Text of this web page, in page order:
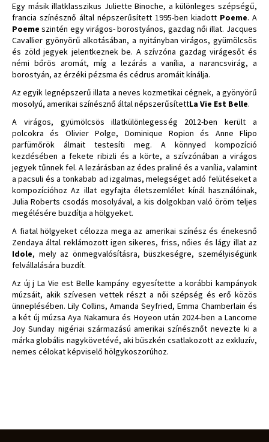
Egy másik illatklasszikus Juliette Binoche, a különleges szépségű,
francia színésznő által népszerűsített 1995-ben kiadott Poeme. A
Poemeszintén egy virágos- borostyános, gazdag női illat. Jacques
Cavallier gyönyörű alkotásában, a nyitányban virágos, gyümölcsös
és zöld jegyek jelentkeznek be. A szívzóna gazdag virágesőt és
némi bőrös aromát, míg a lezárás a vanília, a narancsvirág, a
borostyán, az érzéki pézsma és cédrus aromáit kínálja.
Az egyik legnépszerű illata a neves kozmetikai cégnek, a gyönyörű
mosolyú, amerikai színésznő által népszerűsítettLa Vie Est Belle.
A virágos, gyümölcsös illatkülönlegesség 2012-ben került a
polcokra és Olivier Polge, Dominique Ropion és Anne Flipo
parfümőrök álmait testesíti meg. A könnyed kompozíció
kezdésében a fekete ribizli és a körte, a szívzónában a virágos
jegyek tűnnek fel. A lezárásban az édes praliné és a vanília, valamint
a pacsuli és a tonkabab ad izgalmas, melegséget adó felütéseket a
kompozícióhoz Az illat egyfajta életszemlélet kínál használóinak,
Julia Roberts csodás mosolyával, a kis dolgokban való öröm teljes
megélésére buzdítja a hölgyeket.
A fiatal hölgyeket célozza mega az amerikai színész és énekesnő
Zendaya által reklámozott igen sikeres, friss, nőies és lágy illat az
Idole, mely az önmegvalósításra, büszkeségre, személyiségünk
felvállalására buzdít.
Az új j La Vie est Belle kampány egyesítette a korábbi kampányok
múzsáit, akik szívesen vettek részt a női szépség és erő közös
ünneplésében. Lily Collins, Amanda Seyfried, Emma Chamberlain és
a két új múzsa Aya Nakamura és Hoyeon után 2024-ben a Lancome
Joy Sunday nigériai származású amerikai színésznőt nevezte ki a
márka globális nagykövetévé, aki büszkén csatlakozott az exkluzív,
nemes célokat képviselő hölgykoszorúhoz.